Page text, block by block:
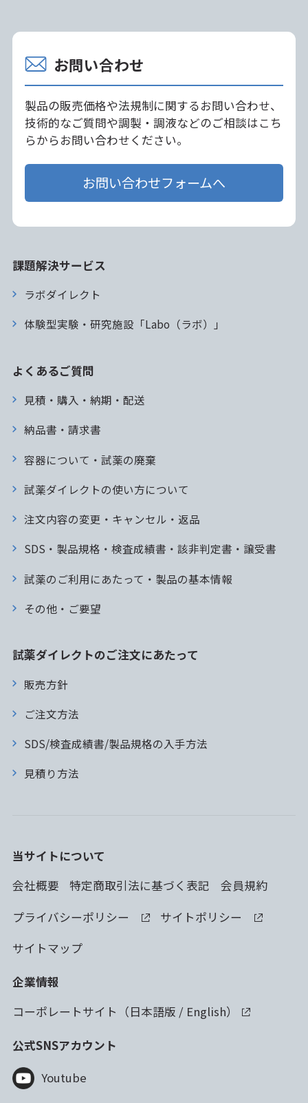
お問い合わせ
製品の販売価格や法規制に関するお問い合わせ、
技術的なご質問や調製・調液などのご相談はこち
らからお問い合わせください。
お問い合わせフォームへ
課題解決サービス
ラボダイレクト
体験型実験・研究施設「Labo（ラボ）」
よくあるご質問
見積・購入・納期・配送
納品書・請求書
容器について・試薬の廃棄
試薬ダイレクトの使い方について
注文内容の変更・キャンセル・返品
SDS・製品規格・検査成績書・該非判定書・譲受書
試薬のご利用にあたって・製品の基本情報
その他・ご要望
試薬ダイレクトのご注文にあたって
販売方針
ご注文方法
SDS/検査成績書/製品規格の入手方法
見積り方法
当サイトについて
会社概要
特定商取引法に基づく表記
会員規約
プライバシーポリシー
サイトポリシー
サイトマップ
企業情報
コーポレートサイト（日本語版 / English）
公式SNSアカウント
Youtube